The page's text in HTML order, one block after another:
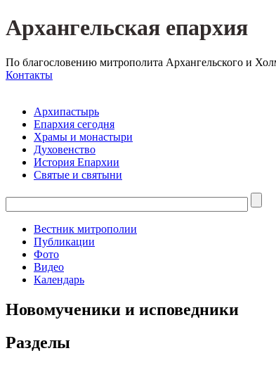
Архангельская епархия
По благословению митрополита Архангельского и
Контакты
Архипастырь
Епархия сегодня
Храмы и монастыри
Духовенство
История Епархии
Святые и святыни
Вестник митрополии
Публикации
Фото
Видео
Календарь
Новомученики и исповедники
Разделы